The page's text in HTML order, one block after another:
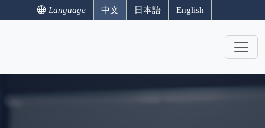
Language 中文 日本語 English